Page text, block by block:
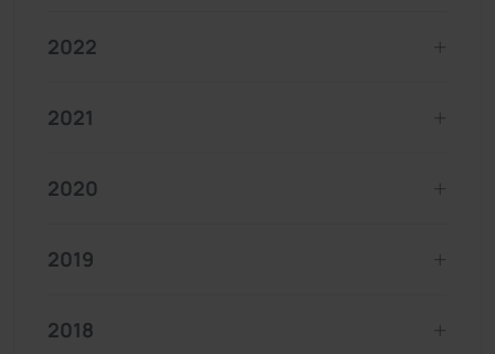
2022
2021
2020
2019
2018